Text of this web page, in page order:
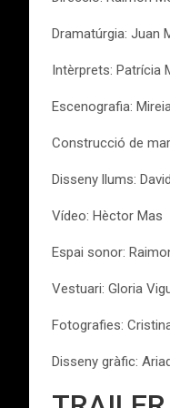
Dramatúrgia: Juan
Intèrprets: Patrícia
Escenografia:
Construcció de
Disseny llums:
Vídeo: Hèctor Mas
Espai sonor:
Vestuari: Gloria
Fotografies:
Disseny gràfic: